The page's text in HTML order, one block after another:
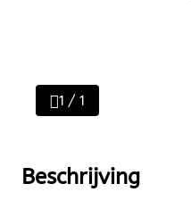
1 / 1
Beschrijving